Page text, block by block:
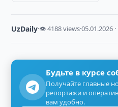
UzDaily·👁 4188 views·05.01.2026
Будьте в курсе
Получайте главные
репортажи и
вам удобно.